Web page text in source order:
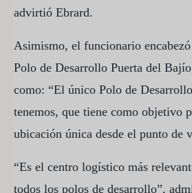
advirtió Ebrard.
Asimismo, el funcionario
Polo de Desarrollo Puerta del
como: “El único Polo de
tenemos, que tiene como objetivo
ubicación única desde el punto de
“Es el centro logístico más
todos los polos de desarrollo”,